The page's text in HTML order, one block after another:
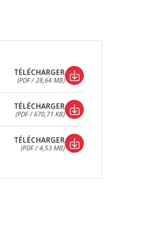
TÉLÉCHARGER
(PDF / 28,64 MB)
TÉLÉCHARGER
TÉLÉCHARGER
(PDF / 670,71 KB)
TÉLÉCHARGER
TÉLÉCHARGER
(PDF / 4,53 MB)